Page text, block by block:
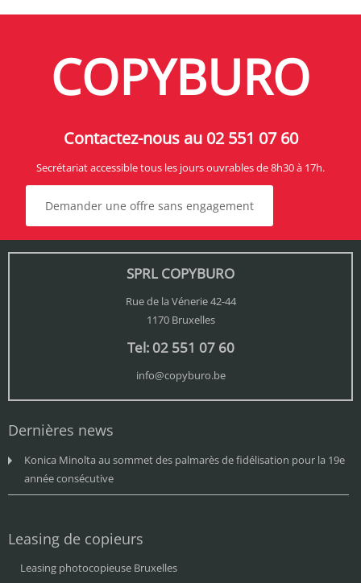
COPYBURO
Contactez-nous au 02 551 07 60
Secrétariat accessible tous les jours ouvrables de 8h30 à 17h.
Demander une offre sans engagement
SPRL COPYBURO
Rue de la Vénerie 42-44
1170 Bruxelles
Tel: 02 551 07 60
info@copyburo.be
Dernières news
Konica Minolta au sommet des palmarès de fidélisation pour la 19e
année consécutive
Leasing de copieurs
Leasing photocopieuse Bruxelles